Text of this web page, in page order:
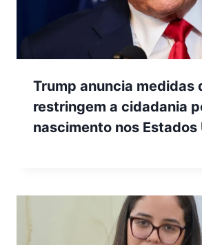
Trump anuncia medidas
restringem a cidadania
nascimento nos Estados